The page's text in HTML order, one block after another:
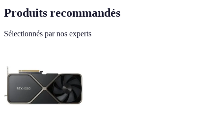
Produits recommandés
Sélectionnés par nos experts